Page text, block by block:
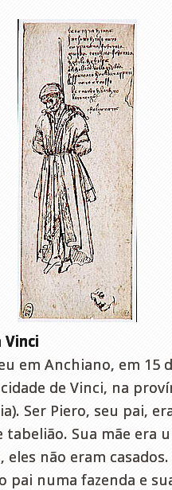
Vinci
em Anchiano, em 15
de Vinci, na
Ser Piero, seu pai,
Sua mãe era
eles não eram
pai numa fazenda e